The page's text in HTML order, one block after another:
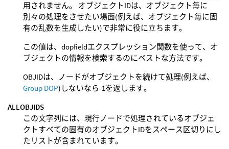
用されません。 オブジェクトIDは、オブジェクト毎に
別々の処理をさせたい場面(例えば、オブジェクト毎に固
有の乱数を生成したい)で非常に役に立ちます。
この値は、dopfieldエクスプレッション関数を使って、オ
ブジェクトの情報を検索するのにベストな方法です。
OBJIDは、ノードがオブジェクトを続けて処理(例えば、
Group DOP)しないなら-1を返します。
ALLOBJIDS
この文字列には、現行ノードで処理されているオブジェ
クトすべての固有のオブジェクトIDをスペース区切りにし
たリストが含まれています。